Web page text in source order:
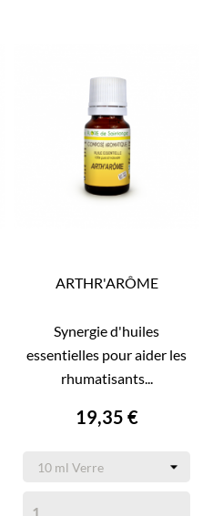
ARTHR'ARÔME
Synergie d'huiles
essentielles pour aider les
rhumatisants...
19,35 €